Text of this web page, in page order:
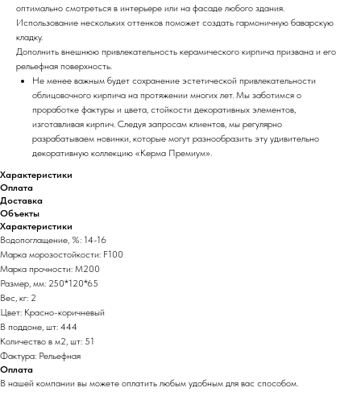
оптимально смотреться в интерьере или на фасаде любого здания.
Использование нескольких оттенков поможет создать гармоничную баварскую
кладку.
Дополнить внешнюю привлекательность керамического кирпича призвана и его
рельефная поверхность.
Не менее важным будет сохранение эстетической привлекательности
облицовочного кирпича на протяжении многих лет. Мы заботимся о
проработке фактуры и цвета, стойкости декоративных элементов,
изготавливая кирпич. Следуя запросам клиентов, мы регулярно
разрабатываем новинки, которые могут разнообразить эту удивительно
декоративную коллекцию «Керма Премиум».
Характеристики
Оплата
Доставка
Объекты
Характеристики
Водопоглащение, %: 14-16
Марка морозостойкости: F100
Марка прочности: М200
Размер, мм: 250*120*65
Вес, кг: 2
Цвет: Красно-коричневый
В поддоне, шт: 444
Количество в м2, шт: 51
Фактура: Рельефная
Оплата
В нашей компании вы можете оплатить любым удобным для вас способом.